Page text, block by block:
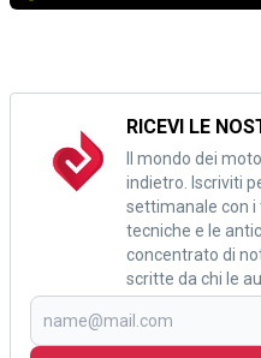
RICEVI LE
Il mondo dei
indietro. Iscriviti
settimanale con i
tecniche e le
concentrato di
scritte da chi le